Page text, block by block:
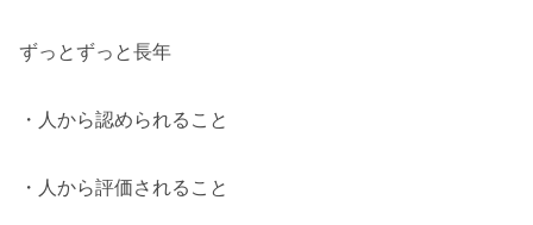
ずっとずっと長年
・人から認められること
・人から評価されること